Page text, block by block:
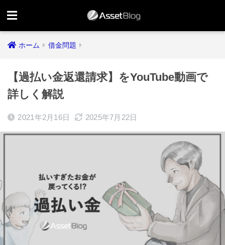
ホーム 借金問題
【過払い金返還請求】をYouTube動画で
詳しく解説
2021年2月16日 2025年7月22日